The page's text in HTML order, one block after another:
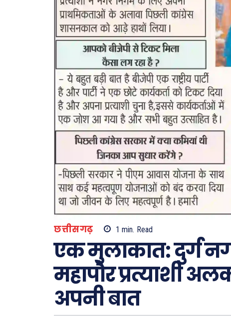
Type here...
छत्तीसगढ़ 1 min. Read
एक मुलाकात: दुर्ग
महापौर प्रत्याशी
अपनी बात